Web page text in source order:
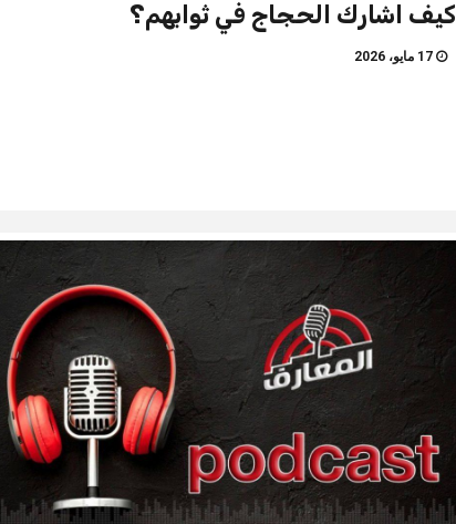
كيف اشارك الحجاج في ثوابهم؟
17 مايو، 2026